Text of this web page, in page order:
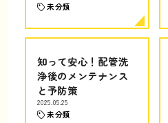
未分類
知って安心！配管洗
浄後のメンテナンス
と予防策
2025.05.25
未分類